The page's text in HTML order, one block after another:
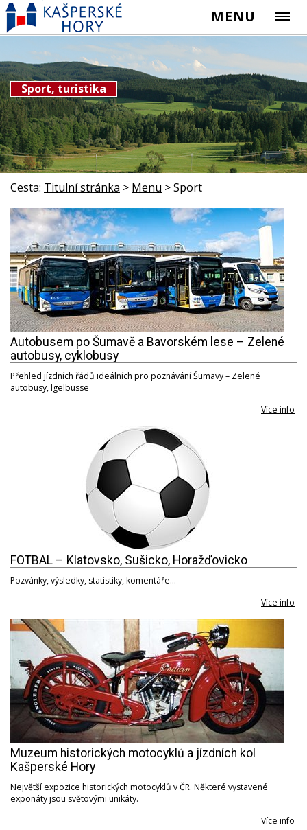
MENU
Sport, turistika
Cesta: Titulní stránka > Menu >Sport
Autobusem po Šumavě a Bavorském lese – Zelené
autobusy, cyklobusy
Přehled jízdních řádů ideálních pro poznávání Šumavy – Zelené
autobusy, Igelbusse
Více info
FOTBAL – Klatovsko, Sušicko, Horažďovicko
Pozvánky, výsledky, statistiky, komentáře…
Více info
Muzeum historických motocyklů a jízdních kol
Kašperské Hory
Největší expozice historických motocyklů v ČR. Některé vystavené
exponáty jsou světovými unikáty.
Více info